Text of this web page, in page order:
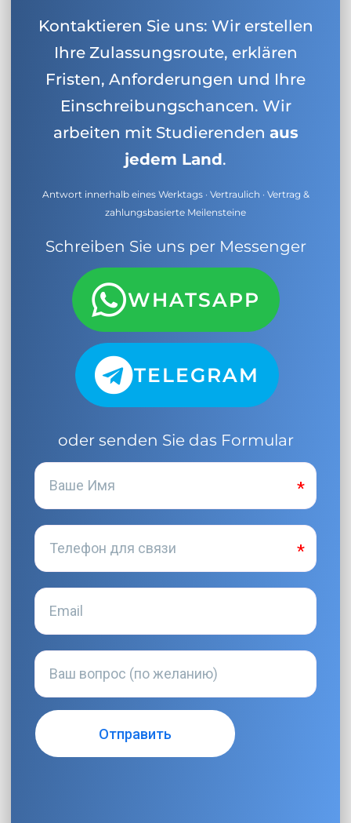
Kontaktieren Sie uns: Wir erstellen
Ihre Zulassungsroute, erklären
Fristen, Anforderungen und Ihre
Einschreibungschancen. Wir
arbeiten mit Studierenden aus
jedem Land.
Antwort innerhalb eines Werktags · Vertraulich · Vertrag &
zahlungsbasierte Meilensteine
Schreiben Sie uns per Messenger
WHATSAPP
TELEGRAM
oder senden Sie das Formular